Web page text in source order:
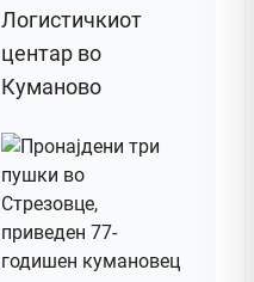
Логистичкиот
центар во
Куманово